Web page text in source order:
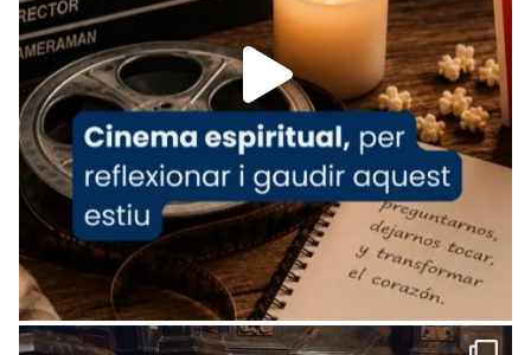
Foto
View on Facebook · Share
Arquebisbat de Barcelona
2 weeks ago
«Avui les santes Juliana i Semproniana ens
ajuden a alçar la mirada»
Mons. Sergi Gordo, bisbe de Tortosa, ha
presidit aquest 27 de juliol la missa de Les
Santes de Mataró.